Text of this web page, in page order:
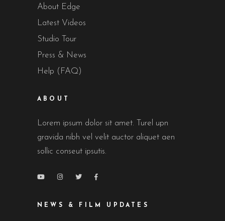
About Edge
Latest Videos
Studio Tour
Press & News
Help (FAQ)
ABOUT
Lorem ipsum dolor sit amet. Turel upn
gravida nibh vel velit auctor aliquet aen
sollic conseut ipsutis.
NEWS & FILM UPDATES